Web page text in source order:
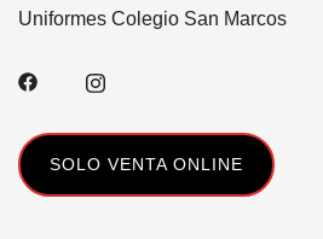
Uniformes Colegio San Marcos
SOLO VENTA ONLINE